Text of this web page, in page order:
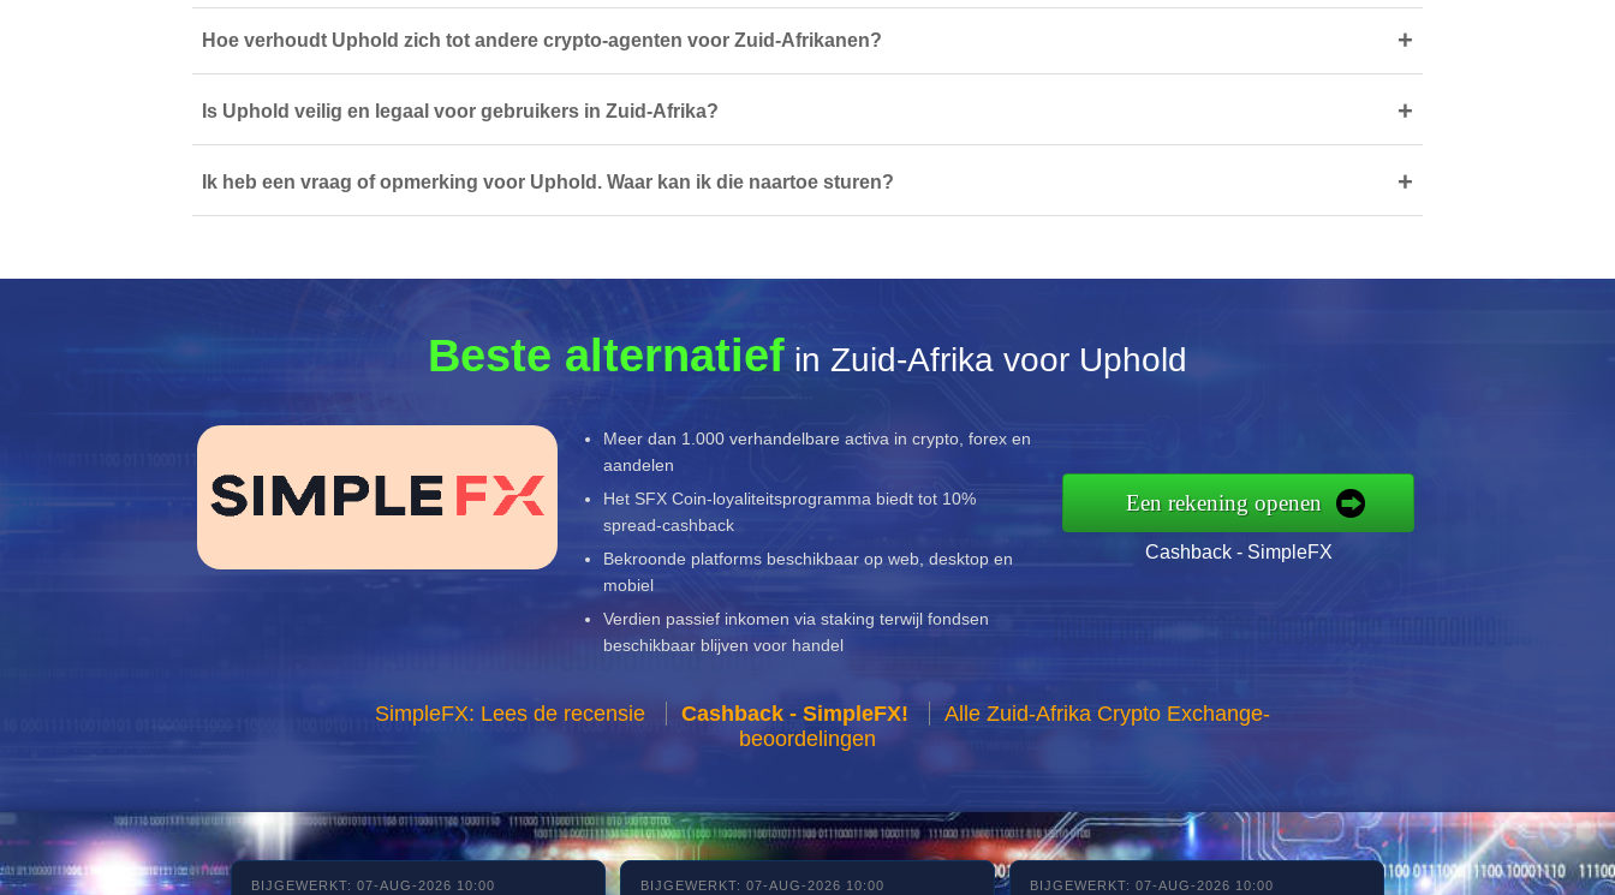
Hoe verhoudt Uphold zich tot andere crypto-agenten voor Zuid-Afrikanen? +
Is Uphold veilig en legaal voor gebruikers in Zuid-Afrika? +
Ik heb een vraag of opmerking voor Uphold. Waar kan ik die naartoe sturen? +
Beste alternatief in Zuid-Afrika voor Uphold
Meer dan 1.000 verhandelbare activa in crypto, forex en
aandelen
Het SFX Coin-loyaliteitsprogramma biedt tot 10%
spread-cashback
Bekroonde platforms beschikbaar op web, desktop en
mobiel
Verdien passief inkomen via staking terwijl fondsen
beschikbaar blijven voor handel
Een rekening openen
Cashback - SimpleFX
SimpleFX: Lees de recensie Cashback - SimpleFX!
Alle Zuid-Afrika Crypto Exchange-
beoordelingen
BIJGEWERKT: 07-AUG-2026 10:00 BIJGEWERKT: 07-AUG-2026 10:00 BIJGEWERKT: 07-AUG-2026 10:00